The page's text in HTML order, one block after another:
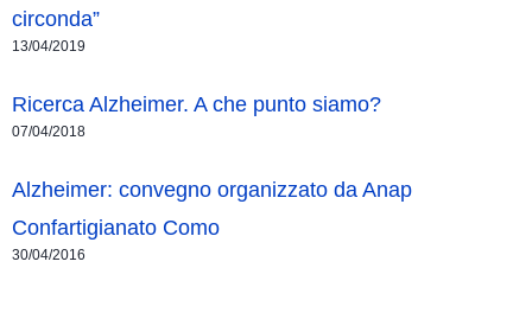
circonda”
13/04/2019
Ricerca Alzheimer. A che punto siamo?
07/04/2018
Alzheimer: convegno organizzato da Anap
Confartigianato Como
30/04/2016